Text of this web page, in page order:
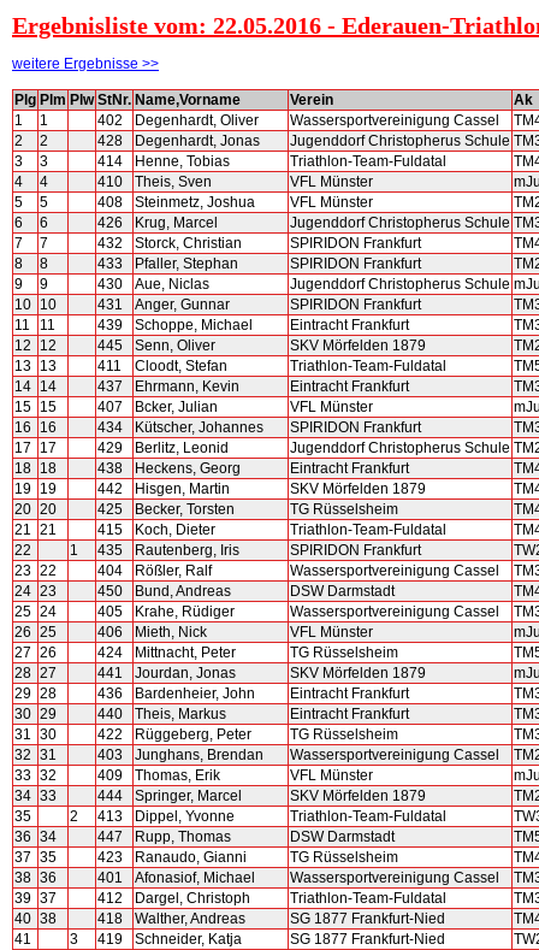
Ergebnisliste vom: 22.05.2016 - Ederauen-
weitere Ergebnisse >>
Plg Plm Plw StNr. Name,Vorname Verein
Ak
1
1 402 Degenhardt, Oliver Wassersportvereinigung Cassel
2
2 428 Degenhardt, Jonas Jugenddorf Christopherus Schule
3
3 414 Henne, Tobias Triathlon-Team-Fuldatal
4
4 410 Theis, Sven VFL Münster
5
5 408 Steinmetz, Joshua VFL Münster
6
6 426 Krug, Marcel Jugenddorf Christopherus Schule
7
7 432 Storck, Christian SPIRIDON Frankfurt
8
8 433 Pfaller, Stephan SPIRIDON Frankfurt
9
9 430 Aue, Niclas Jugenddorf Christopherus Schule
10 10 431 Anger, Gunnar SPIRIDON Frankfurt
11
11 439 Schoppe, Michael Eintracht Frankfurt
12
12 445 Senn, Oliver SKV Mörfelden 1879
13 13 411 Cloodt, Stefan Triathlon-Team-Fuldatal
14 14 437 Ehrmann, Kevin Eintracht Frankfurt
15 15 407 Bcker, Julian VFL Münster
16
16 434 Kütscher, Johannes SPIRIDON Frankfurt
17
17 429 Berlitz, Leonid Jugenddorf Christopherus Schule
18 18 438 Heckens, Georg Eintracht Frankfurt
19 19 442 Hisgen, Martin SKV Mörfelden 1879
20 20 425 Becker, Torsten TG Rüsselsheim
21 21 415 Koch, Dieter Triathlon-Team-Fuldatal
22
1 435 Rautenberg, Iris SPIRIDON Frankfurt
23 22 404 Rößler, Ralf Wassersportvereinigung Cassel
24 23 450 Bund, Andreas DSW Darmstadt
25 24 405 Krahe, Rüdiger Wassersportvereinigung Cassel
26 25 406 Mieth, Nick VFL Münster
27 26 424 Mittnacht, Peter TG Rüsselsheim
28 27 441 Jourdan, Jonas SKV Mörfelden 1879
29 28 436 Bardenheier, John Eintracht Frankfurt
30 29 440 Theis, Markus Eintracht Frankfurt
31 30 422 Rüggeberg, Peter TG Rüsselsheim
32 31 403 Junghans, Brendan Wassersportvereinigung Cassel
33 32 409 Thomas, Erik VFL Münster
34 33 444 Springer, Marcel SKV Mörfelden 1879
35
2 413 Dippel, Yvonne Triathlon-Team-Fuldatal
36 34 447 Rupp, Thomas DSW Darmstadt
37 35 423 Ranaudo, Gianni TG Rüsselsheim
38 36 401 Afonasiof, Michael Wassersportvereinigung Cassel
39 37 412 Dargel, Christoph Triathlon-Team-Fuldatal
40 38 418 Walther, Andreas SG 1877 Frankfurt-Nied
41
3 419 Schneider, Katja SG 1877 Frankfurt-Nied